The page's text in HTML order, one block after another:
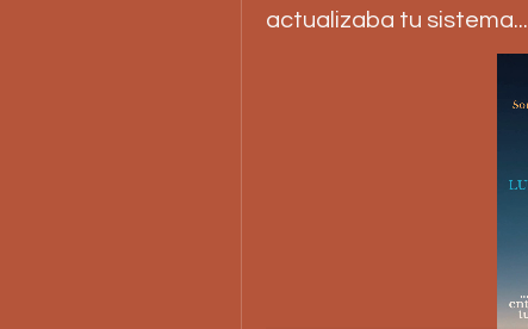
actualizaba tu